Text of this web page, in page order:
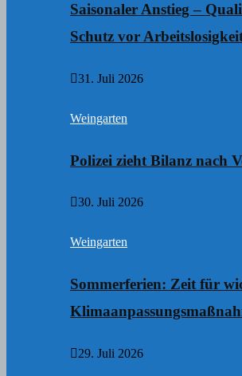
Saisonaler Anstieg –
Schutz vor
31. Juli 2026
Weingarten
Polizei zieht Bilanz nach
30. Juli 2026
Weingarten
Sommerferien: Zeit für
29. Juli 2026